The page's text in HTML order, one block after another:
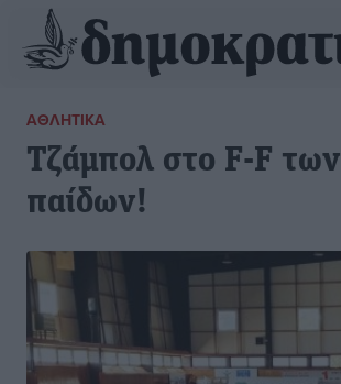
ΑΘΛΗΤΙΚΆ
Τζάμπολ στο F-F των
παίδων!